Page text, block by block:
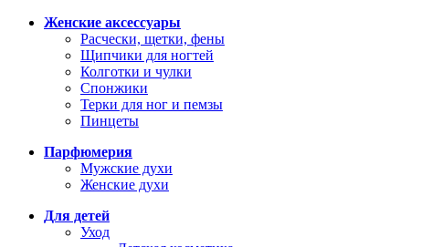
Женские аксессуары
Расчески, щетки, фены
Щипчики для ногтей
Колготки и чулки
Спонжики
Терки для ног и пемзы
Пинцеты
Парфюмерия
Мужские духи
Женские духи
Для детей
Уход